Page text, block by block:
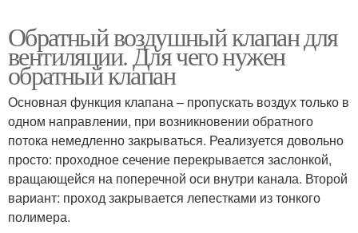
Обратный воздушный клапан для
вентиляции. Для чего нужен
обратный клапан
Основная функция клапана – пропускать воздух только в
одном направлении, при возникновении обратного
потока немедленно закрываться. Реализуется довольно
просто: проходное сечение перекрывается заслонкой,
вращающейся на поперечной оси внутри канала. Второй
вариант: проход закрывается лепестками из тонкого
полимера.